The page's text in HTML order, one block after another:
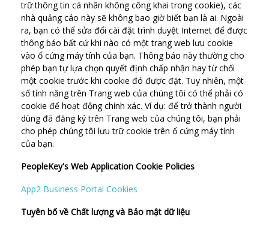
trữ thông tin cá nhân không công khai trong cookie), các
nhà quảng cáo này sẽ không bao giờ biết bạn là ai. Ngoài
ra, bạn có thể sửa đổi cài đặt trình duyệt Internet để được
thông báo bất cứ khi nào có một trang web lưu cookie
vào ổ cứng máy tính của bạn. Thông báo này thường cho
phép bạn tự lựa chọn quyết định chấp nhận hay từ chối
một cookie trước khi cookie đó được đặt. Tuy nhiên, một
số tính năng trên Trang web của chúng tôi có thể phải có
cookie để hoạt động chính xác. Ví dụ: để trở thành người
dùng đã đăng ký trên Trang web của chúng tôi, bạn phải
cho phép chúng tôi lưu trữ cookie trên ổ cứng máy tính
của bạn.
PeopleKey's Web Application Cookie Policies
App2 Business Portal Cookies
Tuyên bố về Chất lượng và Bảo mật dữ liệu